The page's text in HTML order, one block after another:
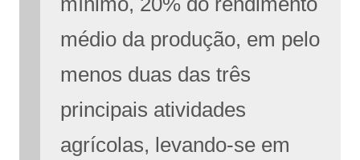
médio da produção, em pelo
menos duas das três
principais atividades
agrícolas, levando-se em